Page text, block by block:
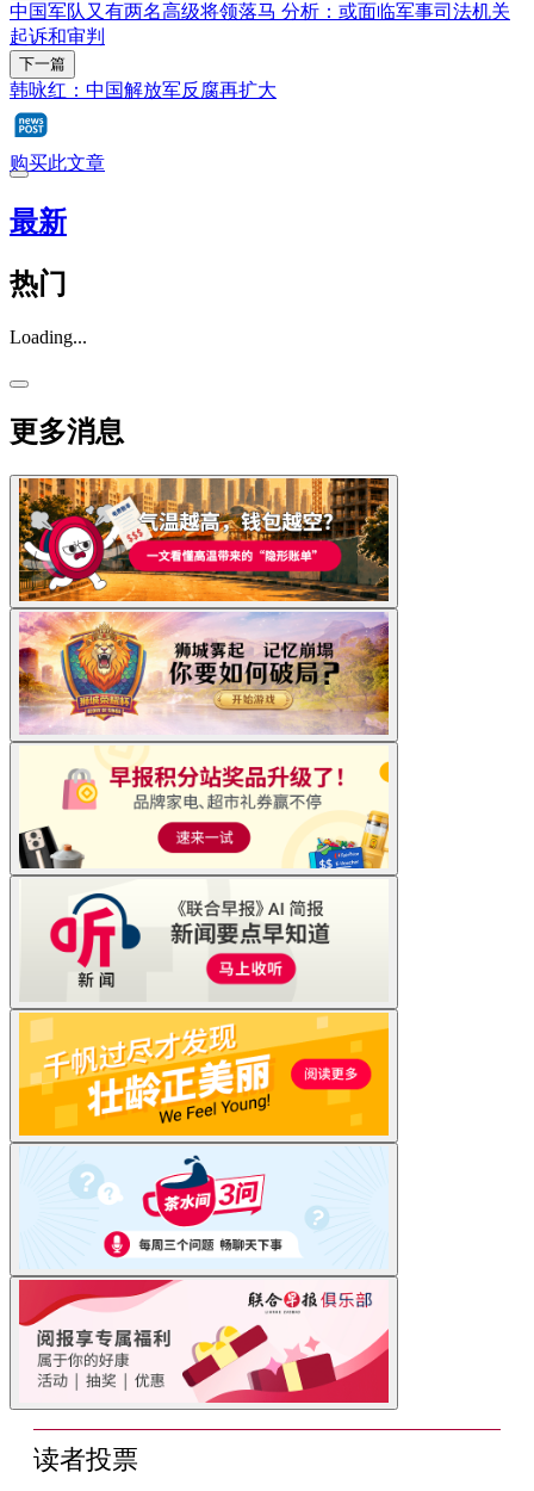
中国军队又有两名高级将领落马 分析：或面临军事司法机关
起诉和审判
下一篇
韩咏红：中国解放军反腐再扩大
购买此文章
最新
热门
Loading...
更多消息